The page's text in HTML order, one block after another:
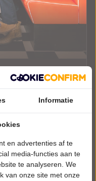
Informatie
en advertenties af te
media-functies aan te
te analyseren. We
van onze site met onze